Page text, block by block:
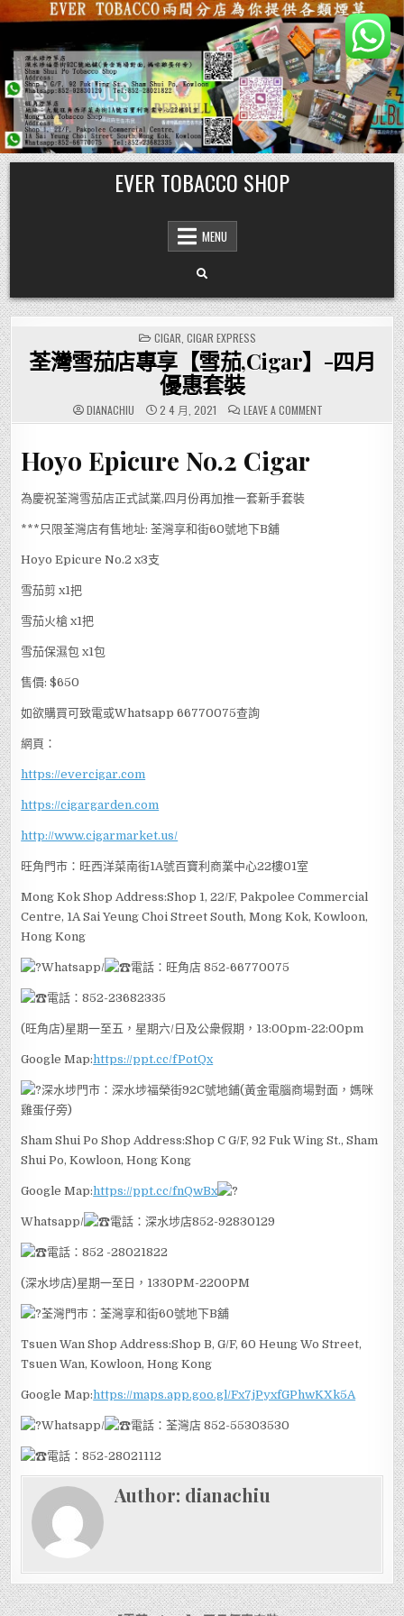
Skip
to
content
EVER TOBACCO SHOP
MENU
POSTED
IN
CIGAR CIGAR EXPRESS
荃灣雪茄店專享【雪茄,Cigar】-四月
優惠套裝
DIANACHIU 2 4 月, 2021 LEAVE A COMMENTON
荃
Hoyo Epicure No.2 Cigar
為慶祝荃灣雪茄店正式試業,四月份再加推一套新手套裝
***只限荃灣店有售地址: 荃灣享和街60號地下B舖
Hoyo Epicure No.2 x3支
雪茄剪 x1把
雪茄火槍 x1把
雪茄保濕包 x1包
售價: $650
如欲購買可致電或Whatsapp 66770075查詢
網頁：
https://evercigar.com
https://cigargarden.com
http://www.cigarmarket.us/
旺角門市：旺西洋菜南街1A號百寶利商業中心22樓01室
Mong Kok Shop Address:Shop 1, 22/F, Pakpolee Commercial
Centre, 1A Sai Yeung Choi Street South, Mong Kok, Kowloon,
Hong Kong
Whatsapp/ 電話：旺角店 852-66770075
電話：852-23682335
(旺角店)星期一至五，星期六/日及公衆假期，13:00pm-22:00pm
Google Map:https://ppt.cc/fPotQx
深水埗門市：深水埗福榮街92C號地鋪(黃金電腦商場對面，媽咪
雞蛋仔旁)
Sham Shui Po Shop Address:Shop C G/F, 92 Fuk Wing St., Sham
Shui Po, Kowloon, Hong Kong
Google Map:https://ppt.cc/fnQwBx
Whatsapp/ 電話：深水埗店852-92830129
電話：852 -28021822
(深水埗店)星期一至日，1330PM-2200PM
荃灣門市：荃灣享和街60號地下B舖
Tsuen Wan Shop Address:Shop B, G/F, 60 Heung Wo Street,
Tsuen Wan, Kowloon, Hong Kong
Google Map:https://maps.app.goo.gl/Fx7jPyxfGPhwKXk5A
Whatsapp/ 電話：荃灣店 852-55303530
電話：852-28021112
Author: dianachiu